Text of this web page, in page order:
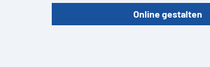
Online gestalten